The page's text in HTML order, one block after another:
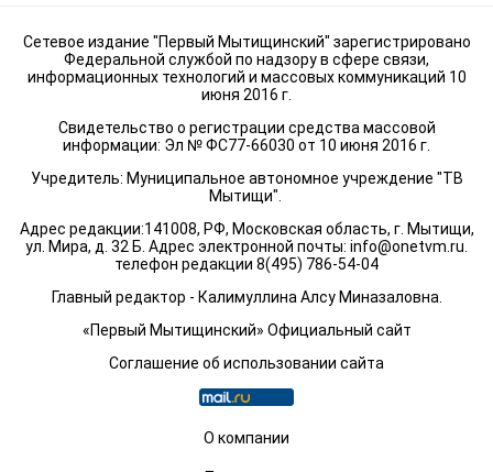
Сетевое издание "Первый Мытищинский" зарегистрировано
Федеральной службой по надзору в сфере связи,
информационных технологий и массовых коммуникаций 10
июня 2016 г.
Свидетельство о регистрации средства массовой
информации: Эл № ФС77-66030 от 10 июня 2016 г.
Учредитель: Муниципальное автономное учреждение "ТВ
Мытищи".
Адрес редакции:141008, РФ, Московская область, г. Мытищи,
ул. Мира, д. 32 Б. Адрес электронной почты: info@onetvm.ru.
телефон редакции 8(495) 786-54-04
Главный редактор - Калимуллина Алсу Миназаловна.
«Первый Мытищинский» Официальный сайт
Соглашение об использовании сайта
О компании